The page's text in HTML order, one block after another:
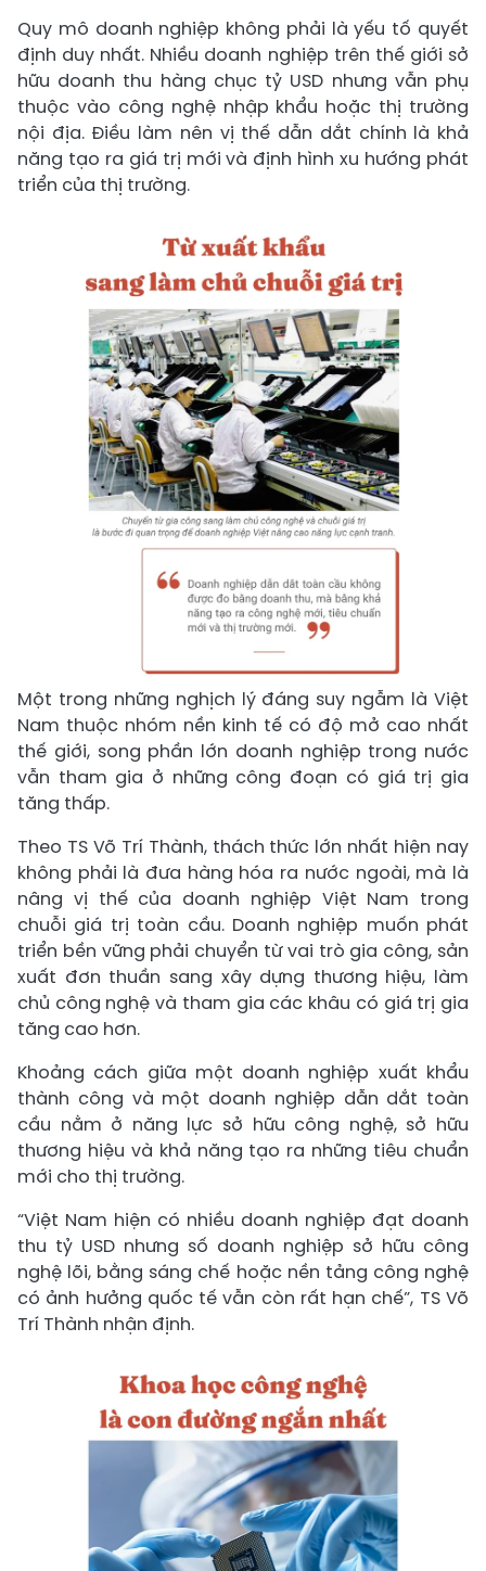
Quy mô doanh nghiệp không phải là yếu tố quyết
định duy nhất. Nhiều doanh nghiệp trên thế giới sở
hữu doanh thu hàng chục tỷ USD nhưng vẫn phụ
thuộc vào công nghệ nhập khẩu hoặc thị trường
nội địa. Điều làm nên vị thế dẫn dắt chính là khả
năng tạo ra giá trị mới và định hình xu hướng phát
triển của thị trường.
Một trong những nghịch lý đáng suy ngẫm là Việt
Nam thuộc nhóm nền kinh tế có độ mở cao nhất
thế giới, song phần lớn doanh nghiệp trong nước
vẫn tham gia ở những công đoạn có giá trị gia
tăng thấp.
Theo TS Võ Trí Thành, thách thức lớn nhất hiện nay
không phải là đưa hàng hóa ra nước ngoài, mà là
nâng vị thế của doanh nghiệp Việt Nam trong
chuỗi giá trị toàn cầu. Doanh nghiệp muốn phát
triển bền vững phải chuyển từ vai trò gia công, sản
xuất đơn thuần sang xây dựng thương hiệu, làm
chủ công nghệ và tham gia các khâu có giá trị gia
tăng cao hơn.
Khoảng cách giữa một doanh nghiệp xuất khẩu
thành công và một doanh nghiệp dẫn dắt toàn
cầu nằm ở năng lực sở hữu công nghệ, sở hữu
thương hiệu và khả năng tạo ra những tiêu chuẩn
mới cho thị trường.
“Việt Nam hiện có nhiều doanh nghiệp đạt doanh
thu tỷ USD nhưng số doanh nghiệp sở hữu công
nghệ lõi, bằng sáng chế hoặc nền tảng công nghệ
có ảnh hưởng quốc tế vẫn còn rất hạn chế”, TS Võ
Trí Thành nhận định.